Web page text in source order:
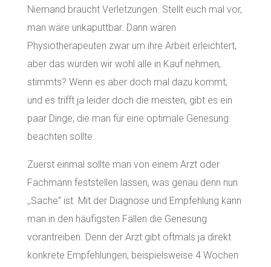
Niemand braucht Verletzungen. Stellt euch mal vor,
man wäre unkaputtbar. Dann wären
Physiotherapeuten zwar um ihre Arbeit erleichtert,
aber das würden wir wohl alle in Kauf nehmen,
stimmts? Wenn es aber doch mal dazu kommt,
und es trifft ja leider doch die meisten, gibt es ein
paar Dinge, die man für eine optimale Genesung
beachten sollte.
Zuerst einmal sollte man von einem Arzt oder
Fachmann feststellen lassen, was genau denn nun
,,Sache“ ist. Mit der Diagnose und Empfehlung kann
man in den häufigsten Fällen die Genesung
vorantreiben. Denn der Arzt gibt oftmals ja direkt
konkrete Empfehlungen, beispielsweise 4 Wochen